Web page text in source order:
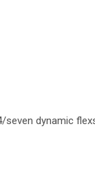
seven dynamic